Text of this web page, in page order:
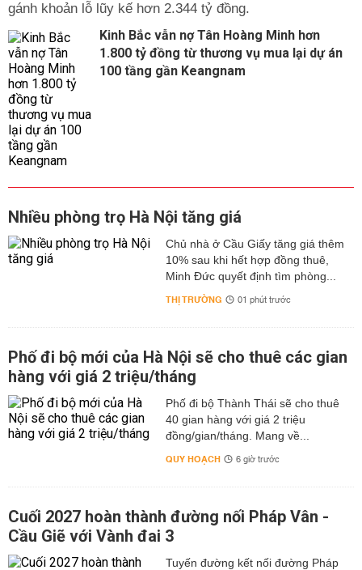
gánh khoản lỗ lũy kế hơn 2.344 tỷ đồng.
Kinh Bắc vẫn nợ Tân Hoàng Minh hơn
1.800 tỷ đồng từ thương vụ mua lại dự án
100 tầng gần Keangnam
Nhiều phòng trọ Hà Nội tăng giá
Chủ nhà ở Cầu Giấy tăng giá thêm
10% sau khi hết hợp đồng thuê,
Minh Đức quyết định tìm phòng...
THỊ TRƯỜNG 01 phút trước
Phố đi bộ mới của Hà Nội sẽ cho thuê các gian
hàng với giá 2 triệu/tháng
Phố đi bộ Thành Thái sẽ cho thuê
40 gian hàng với giá 2 triệu
đồng/gian/tháng. Mang về...
QUY HOẠCH 6 giờ trước
Cuối 2027 hoàn thành đường nối Pháp Vân -
Cầu Giẽ với Vành đai 3
Tuyến đường kết nối đường Pháp